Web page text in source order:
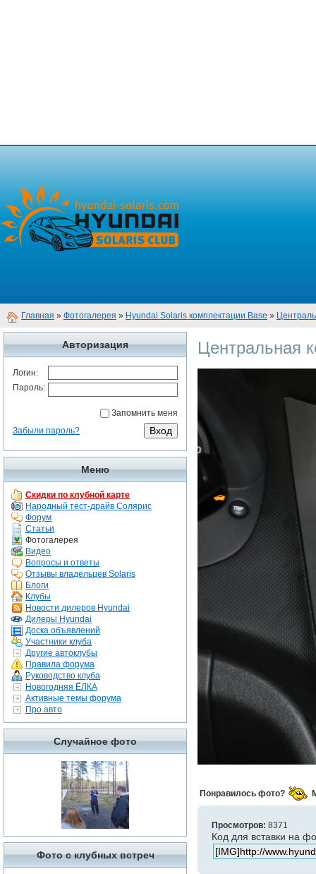
Главная » Фотогалерея » Hyundai Solaris комплектации Base »
Авторизация
Логин:
Пароль:
Запомнить меня
Забыли пароль?
Меню
Скидки по клубной карте
Народный тест-драйв Солярис
Форум
Статьи
Фотогалерея
Видео
Вопросы и ответы
Отзывы владельцев Solaris
Блоги
Клубы
Новости дилеров Hyundai
Дилеры Hyundai
Доска объявлений
Участники клуба
Другие автоклубы
Правила форума
Руководство клуба
Новогодняя ЁЛКА
Активные темы форума
Про авто
Случайное фото
Фото с клубных встреч
Центральная
Понравилось фото?
Просмотров: 8371
Код для вставки на